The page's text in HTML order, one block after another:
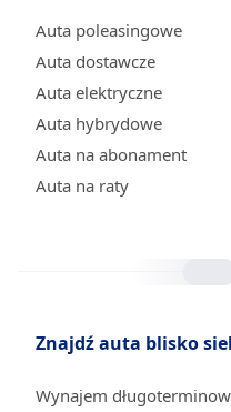
Auta poleasingowe
Auta dostawcze
Auta elektryczne
Auta hybrydowe
Auta na abonament
Auta na raty
Znajdź auta blisko
Wynajem